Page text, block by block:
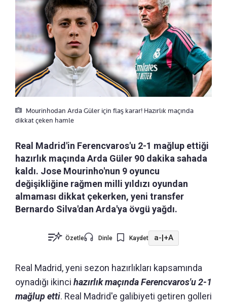
Mourinhodan Arda Güler için flaş karar! Hazırlık maçında
dikkat çeken hamle
Real Madrid'in Ferencvaros'u 2-1 mağlup ettiği
hazırlık maçında Arda Güler 90 dakika sahada
kaldı. Jose Mourinho'nun 9 oyuncu
değişikliğine rağmen milli yıldızı oyundan
almaması dikkat çekerken, yeni transfer
Bernardo Silva'dan Arda'ya övgü yağdı.
Özetle Dinle Kaydet a-|+A
Real Madrid, yeni sezon hazırlıkları kapsamında
oynadığı ikinci hazırlık maçında Ferencvaros'u 2-1
mağlup etti. Real Madrid'e galibiyeti getiren golleri